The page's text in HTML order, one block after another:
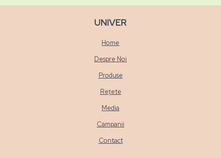
UNIVER
Home
Despre Noi
Produse
Rețete
Media
Campanii
Contact